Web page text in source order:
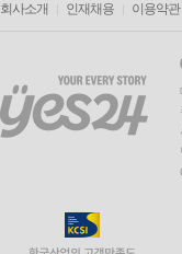
회사소개 인재채용 이용약관